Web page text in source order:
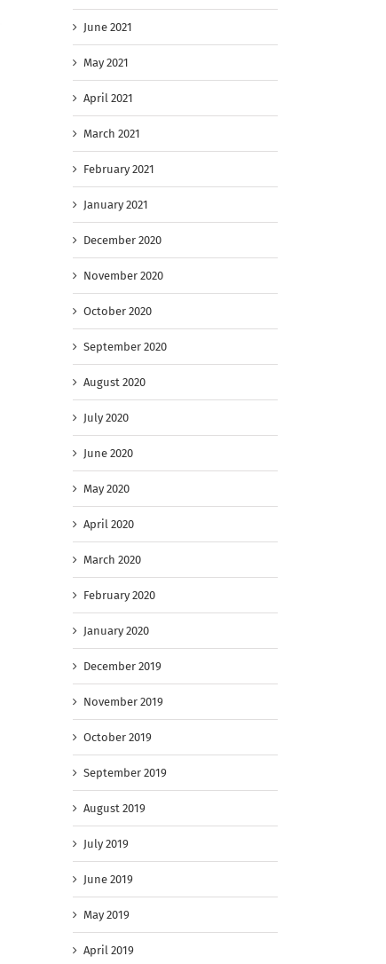
June 2021
May 2021
April 2021
March 2021
February 2021
January 2021
December 2020
November 2020
October 2020
September 2020
August 2020
July 2020
June 2020
May 2020
April 2020
March 2020
February 2020
January 2020
December 2019
November 2019
October 2019
September 2019
August 2019
July 2019
June 2019
May 2019
April 2019